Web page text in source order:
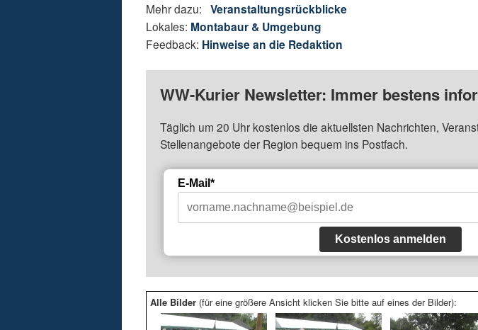
Mehr dazu:Veranstaltungsrückblicke
Lokales: Montabaur & Umgebung
Feedback: Hinweise an die Redaktion
WW-Kurier Newsletter: Immer bestens
Täglich um 20 Uhr kostenlos die aktuellsten Nachrichten,
Stellenangebote der Region bequem ins Postfach.
E-Mail*
Kostenlos anmelden
Alle Bilder (für eine größere Ansicht klicken Sie bitte auf eines der Bilder):